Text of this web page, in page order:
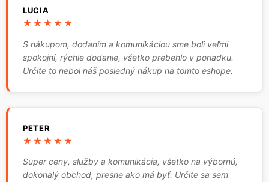
LUCIA
★★★★★
S nákupom, dodaním a komunikáciou sme boli veľmi
spokojní, rýchle dodanie, všetko prebehlo v poriadku.
Určite to nebol náš posledný nákup na tomto eshope.
PETER
★★★★★
Super ceny, služby a komunikácia, všetko na výbornú,
dokonalý obchod, presne ako má byť. Určite sa sem